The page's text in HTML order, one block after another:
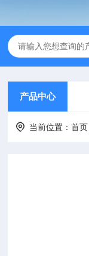
产品中心
当前位置：首页